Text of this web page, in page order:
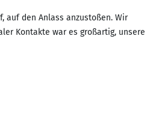
auf den Anlass anzustoßen. Wir
Kontakte war es großartig, unsere